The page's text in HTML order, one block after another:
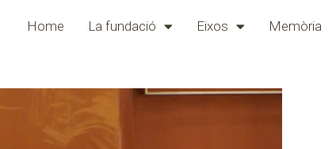
Home La fundació Eixos Memòria